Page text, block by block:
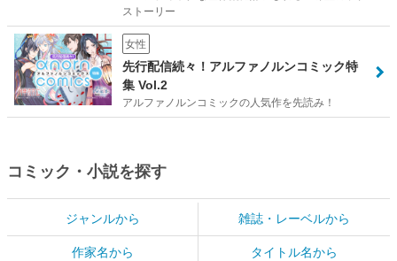
ストーリー
女性
先行配信続々！アルファノルンコミック特
集 Vol.2
アルファノルンコミックの人気作を先読み！
コミック・小説を探す
ジャンルから 雑誌・レーベルから
作家名から タイトル名から